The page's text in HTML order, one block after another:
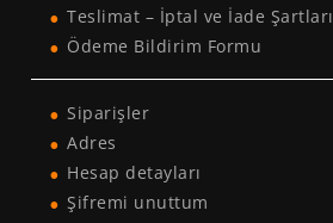
Teslimat – İptal ve İade Şartları
Ödeme Bildirim Formu
Siparişler
Adres
Hesap detayları
Şifremi unuttum